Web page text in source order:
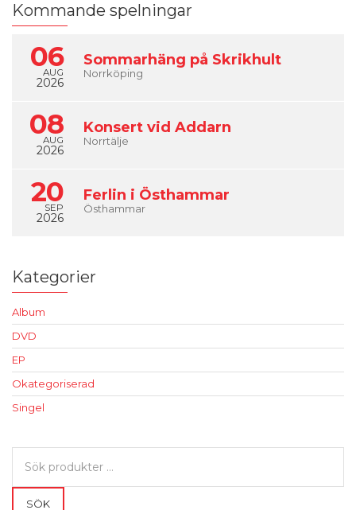
Kommande spelningar
06
AUG
2026
Sommarhäng på Skrikhult
Norrköping
08
AUG
2026
Konsert vid Addarn
Norrtälje
20
SEP
2026
Ferlin i Östhammar
Östhammar
Kategorier
Album
DVD
EP
Okategoriserad
Singel
efter:
SÖK